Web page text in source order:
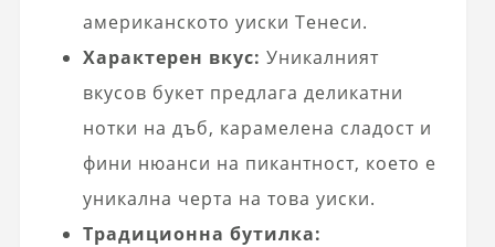
американското уиски Тенеси.
Характерен вкус: Уникалният
вкусов букет предлага деликатни
нотки на дъб, карамелена сладост и
фини нюанси на пикантност, което е
уникална черта на това уиски.
Традиционна бутилка: